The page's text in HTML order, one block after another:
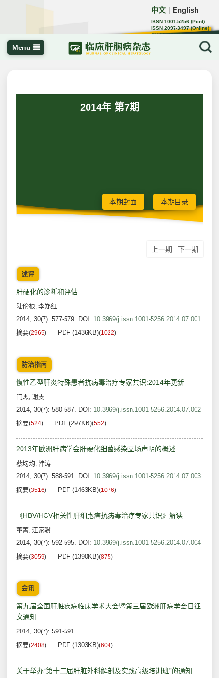
中文 English
ISSN 1001-5256 (Print)
ISSN 2097-3497 (Online)
CN 22-1108/R
Menu
2014年 第7期
本期封面 本期目录
上一期 | 下一期
述评
肝硬化的诊断和评估
陆伦根, 李郑红
2014, 30(7): 577-579. DOI: 10.3969/j.issn.1001-5256.2014.07.001
摘要(2965) PDF (1436KB)(1022)
防治指南
慢性乙型肝炎特殊患者抗病毒治疗专家共识:2014年更新
闫杰, 谢雯
2014, 30(7): 580-587. DOI: 10.3969/j.issn.1001-5256.2014.07.002
摘要(524) PDF (297KB)(552)
2013年欧洲肝病学会肝硬化细菌感染立场声明的概述
蔡均均, 韩涛
2014, 30(7): 588-591. DOI: 10.3969/j.issn.1001-5256.2014.07.003
摘要(3516) PDF (1463KB)(1076)
《HBV/HCV相关性肝细胞癌抗病毒治疗专家共识》解读
董菁, 江家骥
2014, 30(7): 592-595. DOI: 10.3969/j.issn.1001-5256.2014.07.004
摘要(3059) PDF (1390KB)(875)
会讯
第九届全国肝脏疾病临床学术大会暨第三届欧洲肝病学会日征
文通知
2014, 30(7): 591-591.
摘要(2408) PDF (1303KB)(604)
关于举办“第十二届肝脏外科解剖及实践高级培训班”的通知